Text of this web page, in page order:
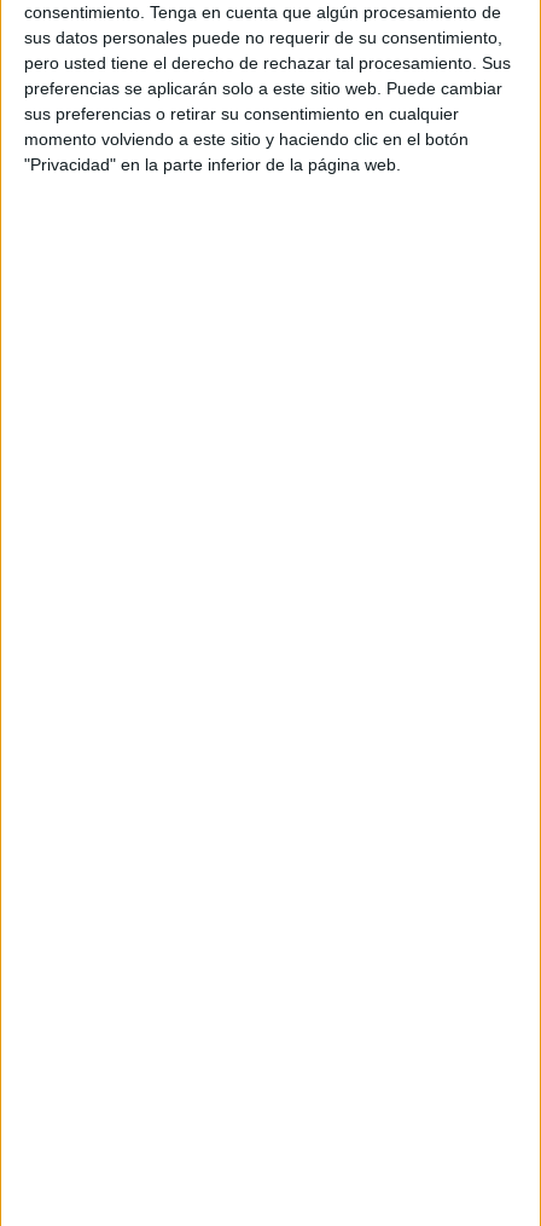
consentimiento. Tenga en cuenta que algún procesamiento de
sus datos personales puede no requerir de su consentimiento,
pero usted tiene el derecho de rechazar tal procesamiento. Sus
preferencias se aplicarán solo a este sitio web. Puede cambiar
sus preferencias o retirar su consentimiento en cualquier
momento volviendo a este sitio y haciendo clic en el botón
"Privacidad" en la parte inferior de la página web.
Puedes editar esta plantilla enCanva.com
Puedes hacer tus diplomas
El más creativo, risueño, participativo, amigable…
Cada alumno es diferente y cada uno tiene algo que